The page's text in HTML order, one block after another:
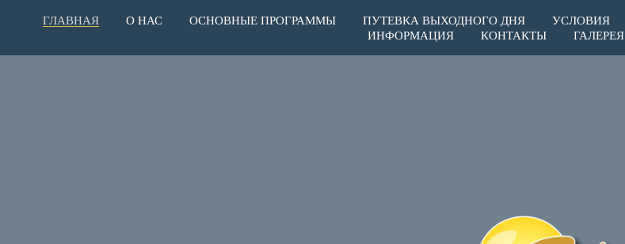
ГЛАВНАЯ О НАС ОСНОВНЫЕ ПРОГРАММЫ ПУТЕВКА ВЫХОДНОГО ДНЯ УСЛОВИЯ
ИНФОРМАЦИЯ
КОНТАКТЫ ГАЛЕРЕЯ